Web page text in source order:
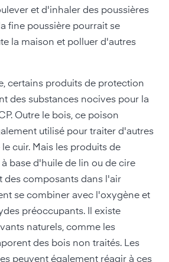
et d'inhaler des poussières
fine poussière pourrait se
la maison et polluer d'autres
certains produits de protection
des substances nocives pour la
Outre le bois, ce poison
utilisé pour traiter d'autres
cuir. Mais les produits de
base d'huile de lin ou de cire
des composants dans l'air
se combiner avec l'oxygène et
préoccupants. Il existe
naturels, comme les
des bois non traités. Les
peuvent également réagir à ces